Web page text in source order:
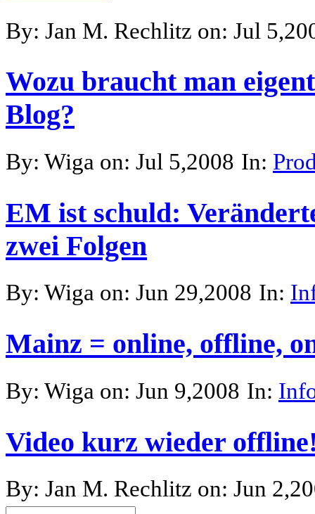
By: Jan M. Rechlitz on: Jul
Wozu braucht man
Blog?
By: Wiga on: Jul 5,2008 In:
EM ist schuld:
zwei Folgen
By: Wiga on: Jun 29,2008 In:
Mainz = online, offline,
By: Wiga on: Jun 9,2008 In:
Video kurz wieder
By: Jan M. Rechlitz on: Jun